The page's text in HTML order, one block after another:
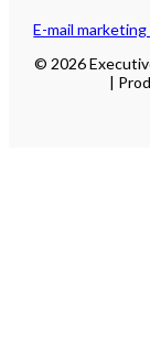
E-mail marketing
© 2026
|